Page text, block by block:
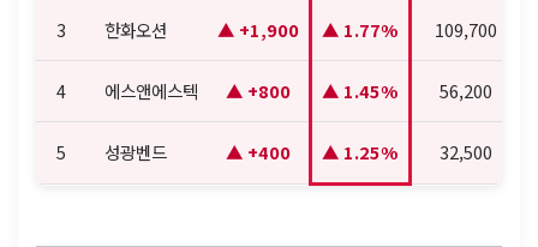
3 한화오션 +1,900 1.77% 109,700
4 에스앤에스텍 +800 1.45% 56,200
5 성광벤드 +400 1.25% 32,500